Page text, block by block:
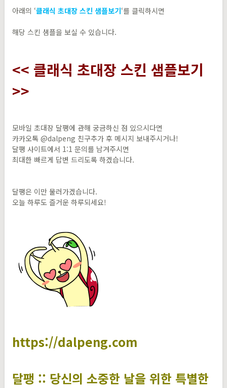
아래의 ‘클래식 초대장 스킨 샘플보기‘를 클릭하시면
해당 스킨 샘플을 보실 수 있습니다.
<< 클래식 초대장 스킨 샘플보기
>>
모바일 초대장 달팽에 관해 궁금하신 점 있으시다면
카카오톡 @dalpeng 친구추가 후 메시지 보내주시거나!
달팽 사이트에서 1:1 문의를 남겨주시면
최대한 빠르게 답변 드리도록 하겠습니다.
달팽은 이만 물러가겠습니다.
오늘 하루도 즐거운 하루되세요!
https://dalpeng.com
달팽 :: 당신의 소중한 날을 위한 특별한